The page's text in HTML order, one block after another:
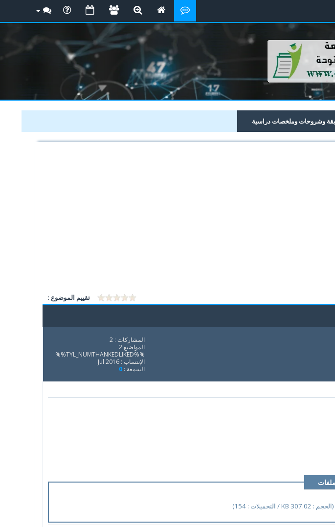
وشروحات وملخصات دراسية
ملخص اتمتة المكاتب الجز الأول
تقييم الموضوع :
المشاركات : 2
المواضيع 2
%%TYL_NUMTHANKEDLIKED%%
الإنتساب : Jul 2016
السمعة : 0
(الحجم : 307.02 KB / التحميلات : 154)